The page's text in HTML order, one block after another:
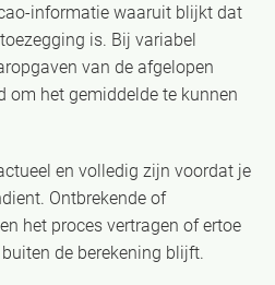
informatie waaruit blijkt dat
is. Bij variabel
van de afgelopen
om het gemiddelde te kunnen
en volledig zijn voordat je
Ontbrekende of
het proces vertragen of ertoe
de berekening blijft.